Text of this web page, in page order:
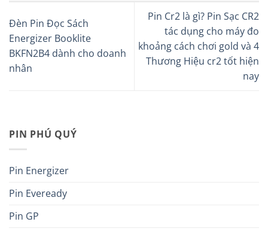
PIN PHÚ QUÝ
Pin Energizer
Pin Eveready
Pin GP
Đèn Pin Đọc Sách
Energizer Booklite
BKFN2B4 dành cho doanh
nhân
Pin Cr2 là gì? Pin Sạc CR2
tác dụng cho máy đo
khoảng cách chơi gold và 4
Thương Hiệu cr2 tốt hiện
nay